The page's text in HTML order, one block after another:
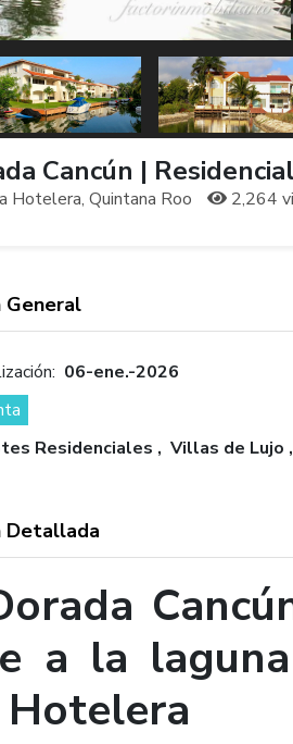
Cancún |
Hotelera, Quintana Roo 2,264
General
06-ene.-2026
Residenciales , Villas de Lujo ,
Detallada
a la
Hotelera